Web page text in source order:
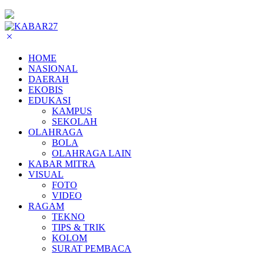
HOME
NASIONAL
DAERAH
EKOBIS
EDUKASI
KAMPUS
SEKOLAH
OLAHRAGA
BOLA
OLAHRAGA LAIN
KABAR MITRA
VISUAL
FOTO
VIDEO
RAGAM
TEKNO
TIPS & TRIK
KOLOM
SURAT PEMBACA